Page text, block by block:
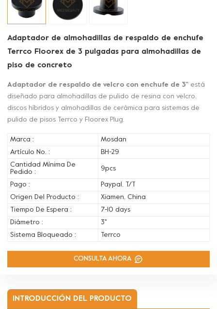
Adaptador de almohadillas de respaldo de enchufe
Terrco Floorex de 3 pulgadas para almohadillas de
piso de concreto
Adaptador de respaldo de velcro con enchufe de 3'' está
diseñado para almohadillas de pulido de resina con velcro,
discos híbridos y almohadillas de cerámica para sistemas de
pulido de pisos Terrco y Floorex Plug.
Marca :
Mosdan
Artículo No. :
BH-29
Cantidad Mínima De
Pedido :
9pcs
Pago :
Paypal, T/T
Origen Del Producto :
Xiamen, China
Tiempo De Espera :
7-10 days
Diámetro :
3''
Sistema Bloqueado :
Terrco
CONSULTA AHORA
INTRODUCCIÓN DEL PRODUCTO